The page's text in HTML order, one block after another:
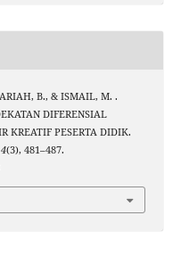
B., & ISMAIL, M. .
DIFERENSIAL
KREATIF PESERTA DIDIK.
4(3), 481–487.